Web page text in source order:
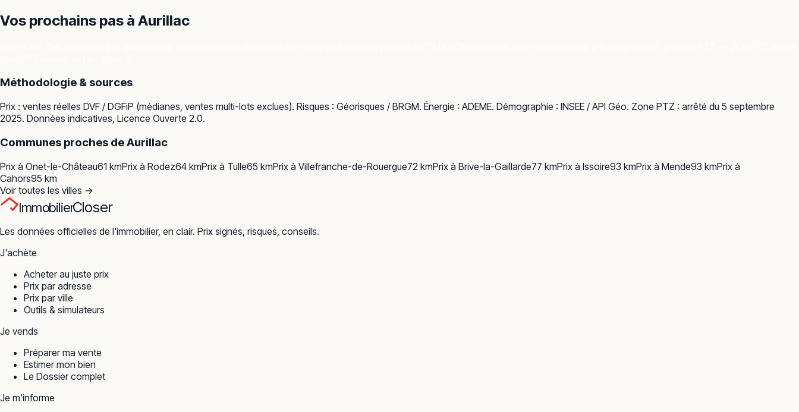
Vos prochains pas à Aurillac
Méthodologie & sources
Prix : ventes réelles DVF / DGFiP (médianes, ventes multi-lots exclues). Risques : Géorisques / BRGM. Énergie : ADEME. Démographie : INSEE / API Géo. Zone PTZ : arrêté du 5 septembre
2025. Données indicatives, Licence Ouverte 2.0.
Communes proches deAurillac
Prix à Onet-le-Château61 kmPrix à Rodez64 kmPrix à Tulle65 kmPrix à Villefranche-de-Rouergue72 kmPrix à Brive-la-Gaillarde77 kmPrix à Issoire93 kmPrix à Mende93 kmPrix à
Cahors95 km
Voir toutes les villes →
ImmobilierCloser
Les données officielles de l'immobilier, en clair. Prix signés, risques, conseils.
J'achète
Acheter au juste prix
Prix par adresse
Prix par ville
Outils & simulateurs
Je vends
Préparer ma vente
Estimer mon bien
Le Dossier complet
Je m'informe